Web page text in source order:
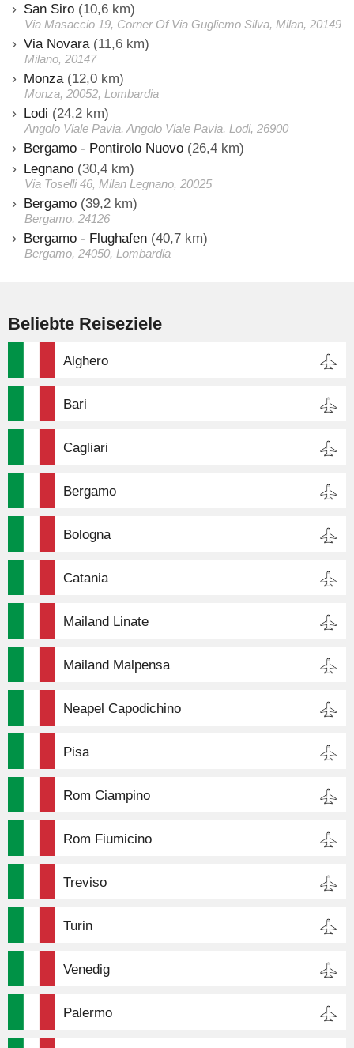
San Siro (10,6 km)
Via Masaccio 19, Corner Of Via Gugliemo Silva, Milan, 20149
Via Novara (11,6 km)
Milano, 20147
Monza (12,0 km)
Monza, 20052, Lombardia
Lodi (24,2 km)
Angolo Viale Pavia, Angolo Viale Pavia, Lodi, 26900
Bergamo - Pontirolo Nuovo (26,4 km)
Legnano (30,4 km)
Via Toselli 46, Milan Legnano, 20025
Bergamo (39,2 km)
Bergamo, 24126
Bergamo - Flughafen (40,7 km)
Bergamo, 24050, Lombardia
Beliebte Reiseziele
Alghero
Bari
Cagliari
Bergamo
Bologna
Catania
Mailand Linate
Mailand Malpensa
Neapel Capodichino
Pisa
Rom Ciampino
Rom Fiumicino
Treviso
Turin
Venedig
Palermo